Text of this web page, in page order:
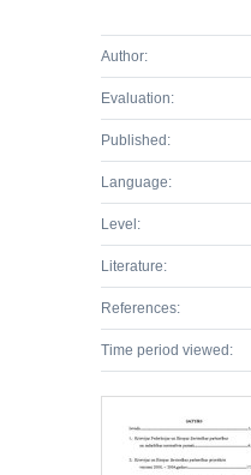
Author:
Evaluation:
Published:
Language:
Level:
Literature:
References:
Time period viewed: